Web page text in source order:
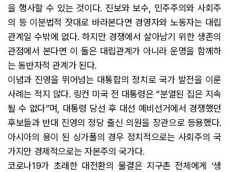
을 행사할 수 있는 것이다. 진보와 보수, 민주주의와 사회주
의 등 이분법적 잣대로 바라본다면 경영자와 노동자는 대립
관계일 수밖에 없다. 하지만 경쟁에서 살아남기 위한 생존의
관점에서 본다면 이 둘은 대립관계가 아니라 운명을 함께하
는 동반자적 관계가 된다.
이념과 진영을 뛰어넘는 대통합의 정치로 국가 발전을 이룬
사례는 적지 않다. 링컨 미국 전 대통령은 “분열된 집은 지속
될 수 없다”며, 대통령 당선 후 대선 예비선거에서 경쟁했던
후보들과 반대 진영의 정당 출신 의원을 장관으로 등용했다.
아시아의 용이 된 싱가폴의 경우 정치적으로는 사회주의 국
가지만 경제적으로는 자본주의 국가다.
코로나19가 초래한 대전환의 물결은 지구촌 전체에게 ‘생